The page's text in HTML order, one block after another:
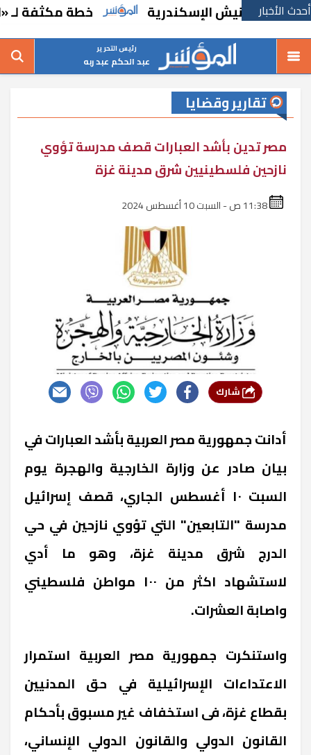
أحدث الأخبار
بكورنيش الإسكندرية خطة مكثفة لـ
رئيس التحرير
عبد الحكم عبد ربه
تقارير وقضايا
مصر تدين بأشد العبارات قصف مدرسة تؤوي
نازحين فلسطينيين شرق مدينة غزة
أدانت جمهورية مصر العربية بأشد العبارات في
بيان صادر عن وزارة الخارجية والهجرة يوم
السبت ١٠ أغسطس الجاري، قصف إسرائيل
مدرسة "التابعين" التي تؤوي نازحين في حي
الدرج شرق مدينة غزة، وهو ما أدي
لاستشهاد اكثر من ١٠٠ مواطن فلسطيني
واصابة العشرات.
واستنكرت جمهورية مصر العربية استمرار
الاعتداءات الإسرائيلية في حق المدنيين
بقطاع غزة، فى استخفاف غير مسبوق بأحكام
القانون الدولي والقانون الدولي الإنساني،